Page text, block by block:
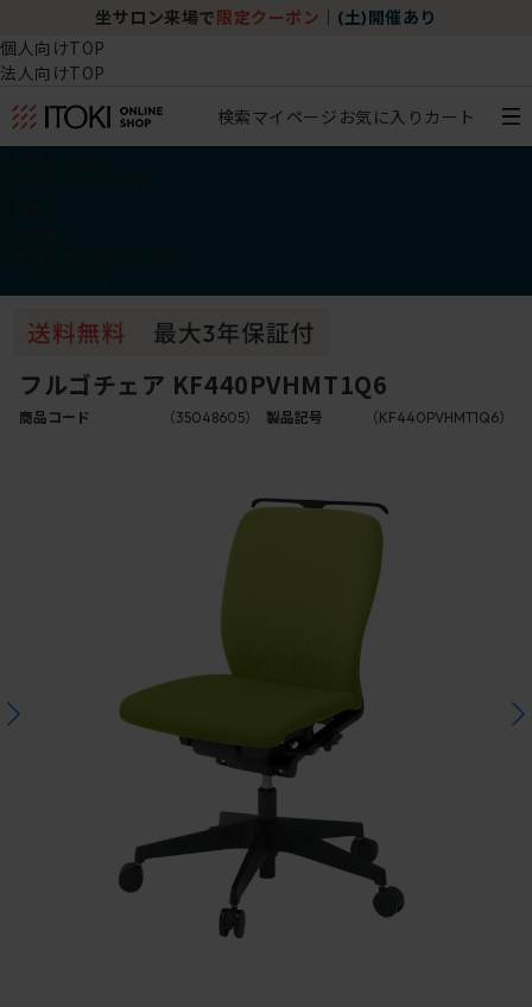
坐サロン来場で 限定クーポン (土)開催あり
個人向けTOP
法人向けTOP
検索マイページ お気に入り カート
フルゴチェア KF440PVHMT1Q6
商品コード （35048605） 製品記号 （KF440PVHMT1Q6）